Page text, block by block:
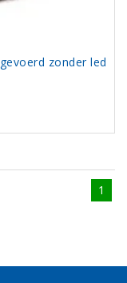
zonder led
1